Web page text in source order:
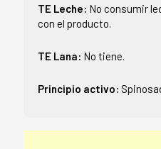
TE Leche: No consumir
con el producto.
TE Lana: No tiene.
Principio activo: